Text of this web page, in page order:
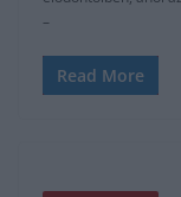
–
Read More